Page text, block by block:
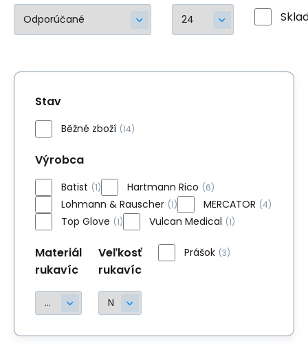
Stav
Běžné zboží (14)
Výrobca
Batist (1) Hartmann Rico (6)
Lohmann & Rauscher (1) MERCATOR (4)
Top Glove (1) Vulcan Medical (1)
Materiál
rukavíc
Veľkosť
rukavíc
Prášok (3)